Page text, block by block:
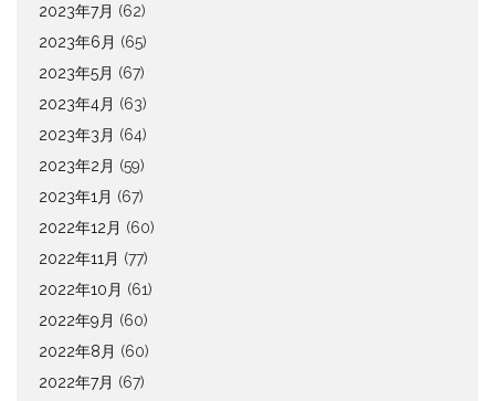
2023年7月 (62)
2023年6月 (65)
2023年5月 (67)
2023年4月 (63)
2023年3月 (64)
2023年2月 (59)
2023年1月 (67)
2022年12月 (60)
2022年11月 (77)
2022年10月 (61)
2022年9月 (60)
2022年8月 (60)
2022年7月 (67)